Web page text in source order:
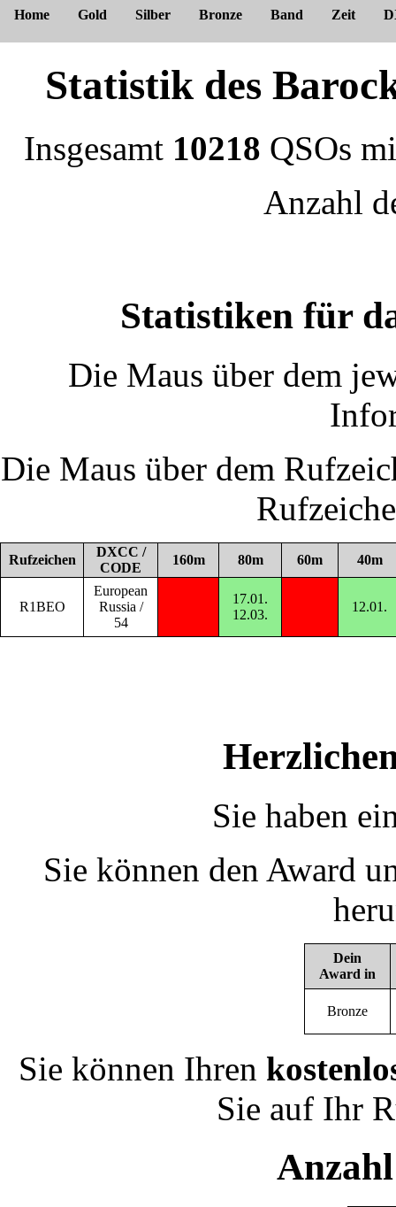
Home Gold Silber Bronze Band Zeit
Statistik des
Insgesamt 10218 QSOs
Anzahl
Statistiken für
Die Maus über dem
Die Maus über dem
Rufzeichen
DXCC /
CODE
160m 80m 60m 40m
R1BEO
European
Russia /
54
17.01.
12.03.
12.01.
Sie haben
Sie können den Award
Dein
Award in
Bronze
Sie können Ihren
Sie auf Ihr